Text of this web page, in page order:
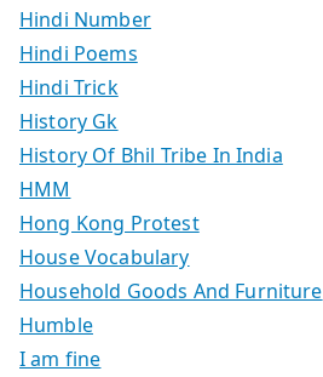
Hindi Number
Hindi Poems
Hindi Trick
History Gk
History Of Bhil Tribe In India
HMM
Hong Kong Protest
House Vocabulary
Household Goods And Furniture
Humble
I am fine